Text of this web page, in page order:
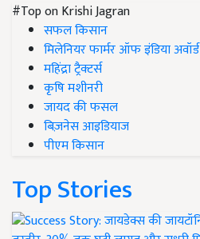
#Top on Krishi Jagran
सफल किसान
मिलेनियर फार्मर ऑफ इंडिया अवॉर्ड
महिंद्रा ट्रैक्टर्स
कृषि मशीनरी
जायद की फसल
बिज़नेस आइडियाज
पीएम किसान
Top Stories